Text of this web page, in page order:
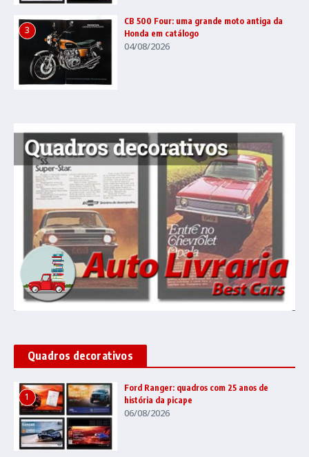
3
CB 500 Four: uma grande moto antiga da
Honda em catálogo
04/08/2026
Quadros decorativos
1
Ford Ranger: quadros com 25 anos de
história da picape
06/08/2026